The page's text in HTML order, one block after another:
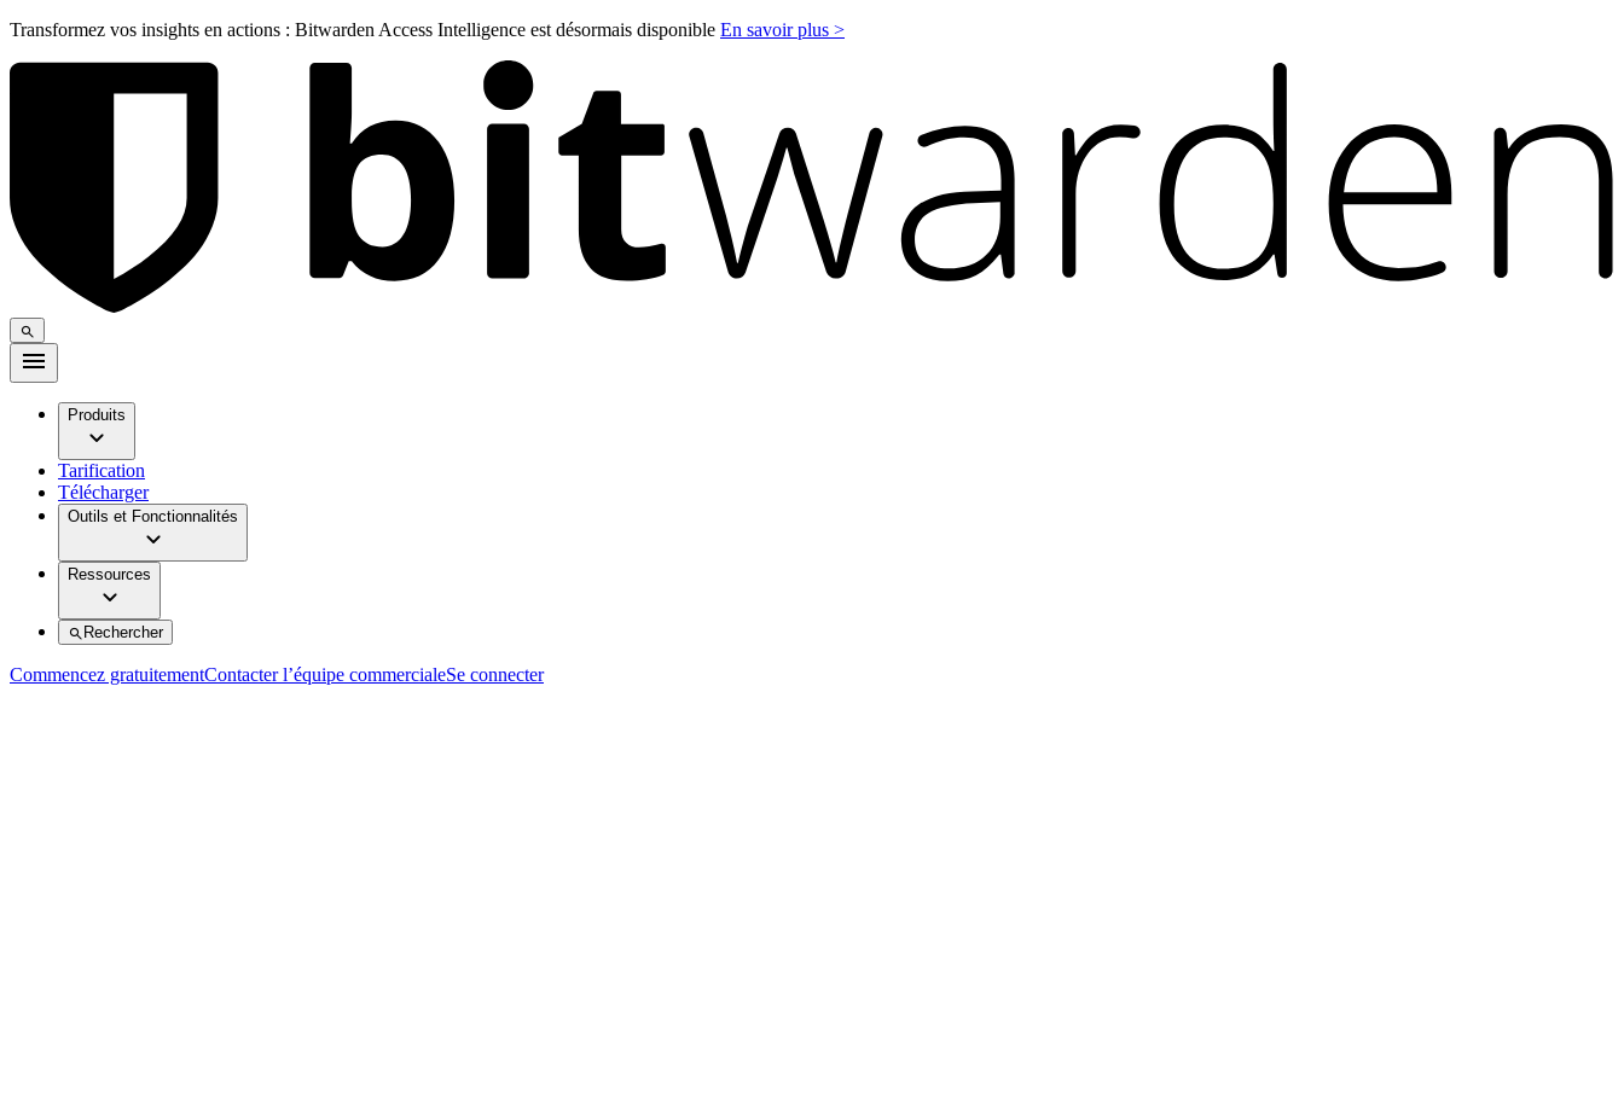
Transformez vos insights en actions : Bitwarden Access Intelligence est désormais disponible En savoir plus >
Produits
Tarification
Télécharger
Outils et Fonctionnalités
Ressources
Rechercher
Commencez gratuitementContacter l’équipe commercialeSe connecter